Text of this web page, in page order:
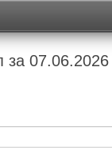
за 07.06.2026